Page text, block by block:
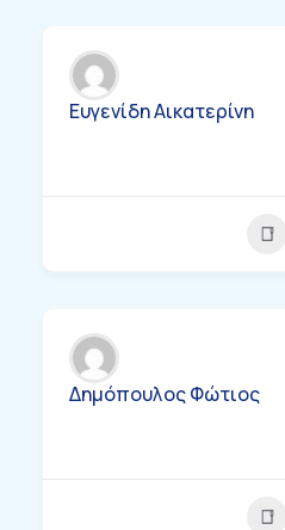
Ευγενίδη Αικατερίνη
Δημόπουλος Φώτιος